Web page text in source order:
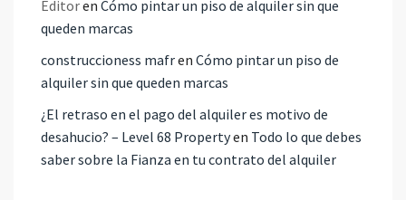
Editoren Cómo pintar un piso de alquiler sin que
queden marcas
construccioness mafren Cómo pintar un piso de
alquiler sin que queden marcas
¿El retraso en el pago del alquiler es motivo de
desahucio? – Level 68 Propertyen Todo lo que debes
saber sobre la Fianza en tu contrato del alquiler